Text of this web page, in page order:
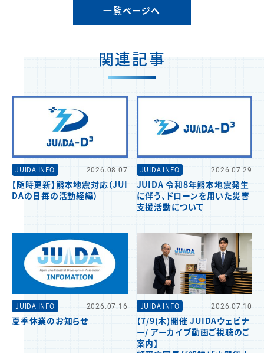
一覧ページへ
関連記事
JUIDA INFO 2026.08.07
【随時更新】熊本地震対応（JUI
DAの日毎の活動経緯）
JUIDA INFO 2026.07.29
JUIDA 令和8年熊本地震発生
に伴う、ドローンを用いた災害
支援活動について
JUIDA INFO 2026.07.16
夏季休業のお知らせ
JUIDA INFO 2026.07.10
【7/9(木)開催 JUIDAウェビナ
ー/ アーカイブ動画ご視聴のご
案内】